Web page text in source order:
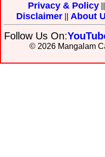
Privacy & Policy
Disclaimer About
Follow Us On:
© 2026 Mangalam